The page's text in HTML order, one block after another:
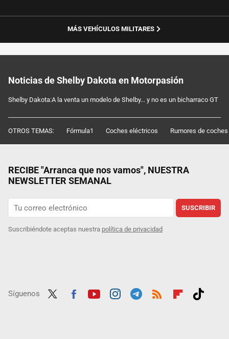
MÁS VEHÍCULOS MILITARES
Noticias de Shelby Dakota en Motorpasión
Shelby Dakota:A la venta un modelo de Shelby... y no es un bicharraco GT
OTROS TEMAS: Fórmula1 Coches eléctricos Rumores de coches
RECIBE "Arranca que nos vamos", NUESTRA
NEWSLETTER SEMANAL
SUSCRIBIR
Suscribiéndote aceptas nuestra política de privacidad
Síguenos